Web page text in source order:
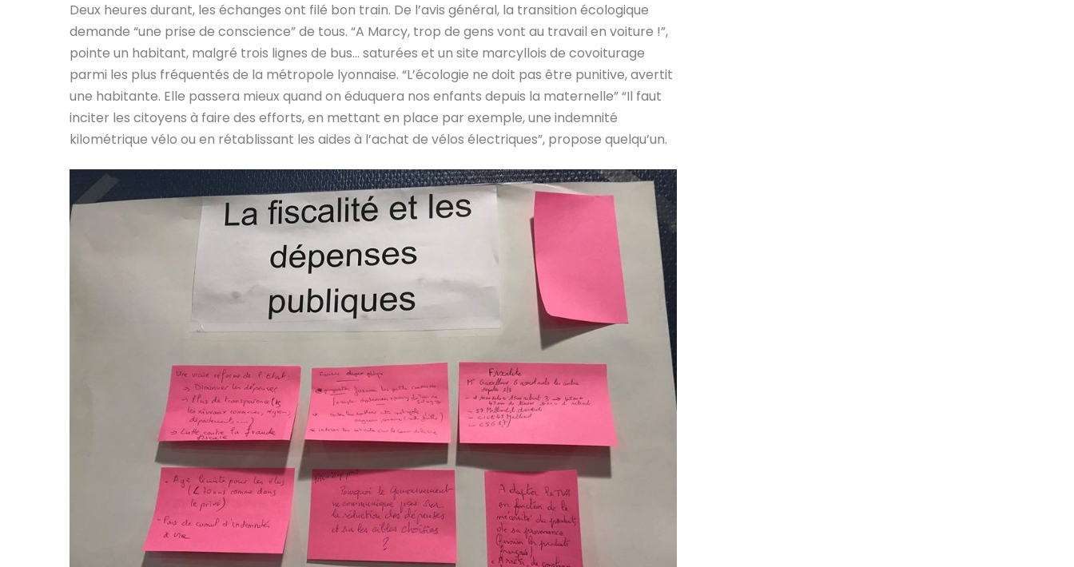
Deux heures durant, les échanges ont filé bon train. De l’avis général, la transition écologique
demande “une prise de conscience” de tous. “A Marcy, trop de gens vont au travail en voiture !”,
pointe un habitant, malgré trois lignes de bus… saturées et un site marcyllois de covoiturage
parmi les plus fréquentés de la métropole lyonnaise. “L’écologie ne doit pas être punitive, avertit
une habitante. Elle passera mieux quand on éduquera nos enfants depuis la maternelle” “Il faut
inciter les citoyens à faire des efforts, en mettant en place par exemple, une indemnité
kilométrique vélo ou en rétablissant les aides à l’achat de vélos électriques”, propose quelqu’un.